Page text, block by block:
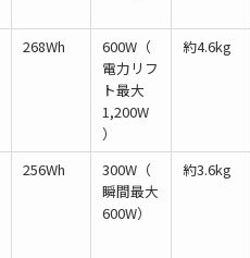
268Wh
600W（
電力リフ
ト最大
1,200W
）
約4.6kg
256Wh
300W（
瞬間最大
600W）
約3.6kg